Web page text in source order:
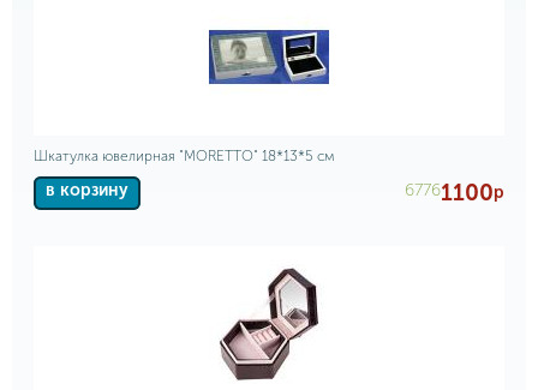
Шкатулка ювелирная "MORETTO" 18*13*5 см
в корзину 67761100р